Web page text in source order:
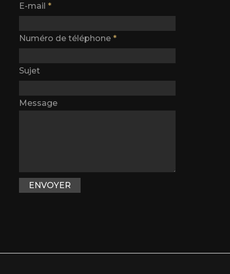
E-mail *
Numéro de téléphone *
Sujet
Message